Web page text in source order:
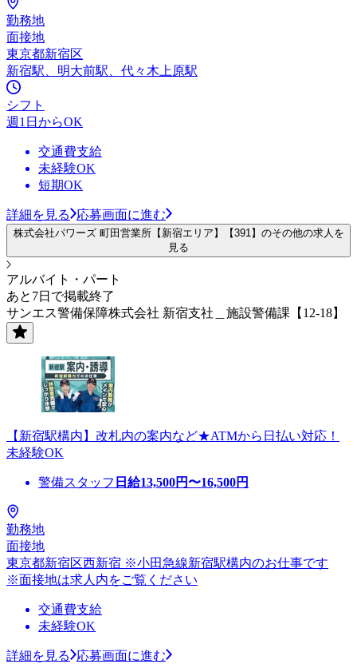
勤務地
面接地
東京都新宿区
新宿駅、明大前駅、代々木上原駅
シフト
週1日からOK
交通費支給
未経験OK
短期OK
詳細を見る 応募画面に進む
株式会社パワーズ 町田営業所【新宿エリア】【391】のその他の求人を
見る
アルバイト・パート
あと7日で掲載終了
サンエス警備保障株式会社 新宿支社＿施設警備課【12-18】
【新宿駅構内】改札内の案内など★ATMから日払い対応！
未経験OK
警備スタッフ 日給13,500円〜16,500円
勤務地
面接地
東京都新宿区西新宿 ※小田急線新宿駅構内のお仕事です
※面接地は求人内をご覧ください
交通費支給
未経験OK
詳細を見る
応募画面に進む